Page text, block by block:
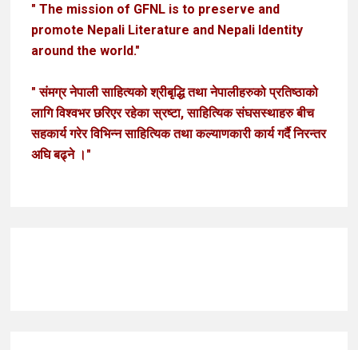
" The mission of GFNL is to preserve and
promote Nepali Literature and Nepali Identity
around the world."
" संमग्र नेपाली साहित्यको श्रीबृद्धि तथा नेपालीहरुको प्रतिष्ठाको
लागि विश्वभर छरिएर रहेका स्रष्टा, साहित्यिक संघसस्थाहरु बीच
सहकार्य गरेर विभिन्न साहित्यिक तथा कल्याणकारी कार्य गर्दै निरन्तर
अघि बढ्ने ।"